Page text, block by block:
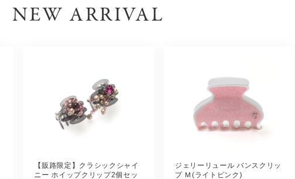
NEW ARRIVAL
【販路限定】クラシックシャイ
ニー ホイップクリップ2個セッ
ジェリーリュール バンスクリッ
プ Ｍ(ライトピンク)